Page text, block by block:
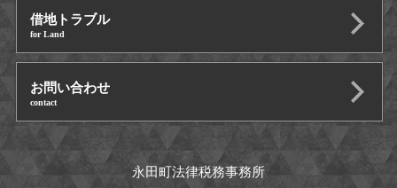
借地トラブル
for Land
お問い合わせ
contact
永田町法律税務事務所